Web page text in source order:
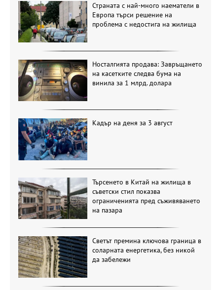
Страната с най-много наематели в
Европа търси решение на
проблема с недостига на жилища
Носталгията продава: Завръщането
на касетките следва бума на
винила за 1 млрд. долара
Кадър на деня за 3 август
Търсенето в Китай на жилища в
съветски стил показва
ограниченията пред съживяването
на пазара
Светът премина ключова граница в
соларната енергетика, без никой
да забележи